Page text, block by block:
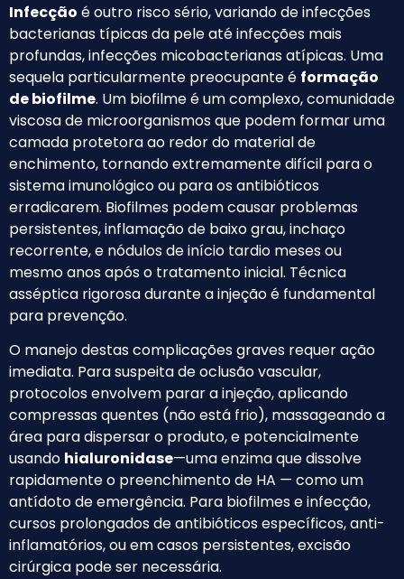
Infecção é outro risco sério, variando de infecções
bacterianas típicas da pele até infecções mais
profundas, infecções micobacterianas atípicas. Uma
sequela particularmente preocupante é formação
de biofilme. Um biofilme é um complexo, comunidade
viscosa de microorganismos que podem formar uma
camada protetora ao redor do material de
enchimento, tornando extremamente difícil para o
sistema imunológico ou para os antibióticos
erradicarem. Biofilmes podem causar problemas
persistentes, inflamação de baixo grau, inchaço
recorrente, e nódulos de início tardio meses ou
mesmo anos após o tratamento inicial. Técnica
asséptica rigorosa durante a injeção é fundamental
para prevenção.
O manejo destas complicações graves requer ação
imediata. Para suspeita de oclusão vascular,
protocolos envolvem parar a injeção, aplicando
compressas quentes (não está frio), massageando a
área para dispersar o produto, e potencialmente
usando hialuronidase—uma enzima que dissolve
rapidamente o preenchimento de HA — como um
antídoto de emergência. Para biofilmes e infecção,
cursos prolongados de antibióticos específicos, anti-
inflamatórios, ou em casos persistentes, excisão
cirúrgica pode ser necessária.